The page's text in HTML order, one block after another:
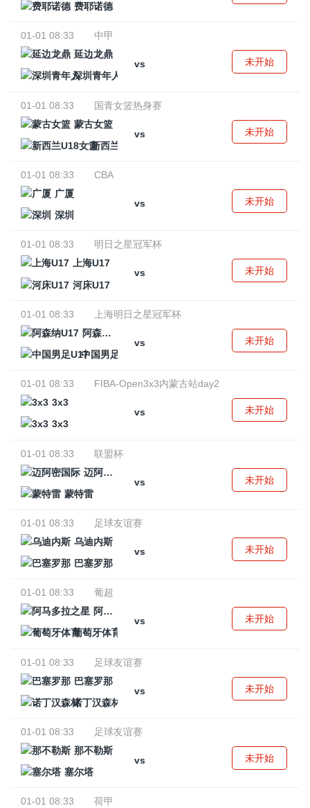
费耶诺德
01-01 08:33
中甲
延边龙鼎
vs
深圳青年人
未开始
01-01 08:33
国青女篮热身赛
蒙古女篮
vs
新西兰U18女篮
未开始
01-01 08:33
CBA
广厦
vs
深圳
未开始
01-01 08:33
明日之星冠军杯
上海U17
vs
河床U17
未开始
01-01 08:33
上海明日之星冠军杯
阿森纳U17
vs
中国男足U17
未开始
01-01 08:33
FIBA-Open3x3内蒙古站day2
3x3
vs
3x3
未开始
01-01 08:33
联盟杯
迈阿密国际
vs
蒙特雷
未开始
01-01 08:33
足球友谊赛
乌迪内斯
vs
巴塞罗那
未开始
01-01 08:33
葡超
阿马多拉之星
vs
葡萄牙体育
未开始
01-01 08:33
足球友谊赛
巴塞罗那
vs
诺丁汉森林
未开始
01-01 08:33
足球友谊赛
那不勒斯
vs
塞尔塔
未开始
01-01 08:33
荷甲